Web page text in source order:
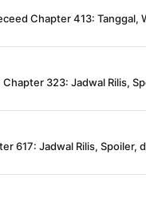
Chapter 413: Tanggal,
323: Jadwal Rilis,
617: Jadwal Rilis, Spoiler,